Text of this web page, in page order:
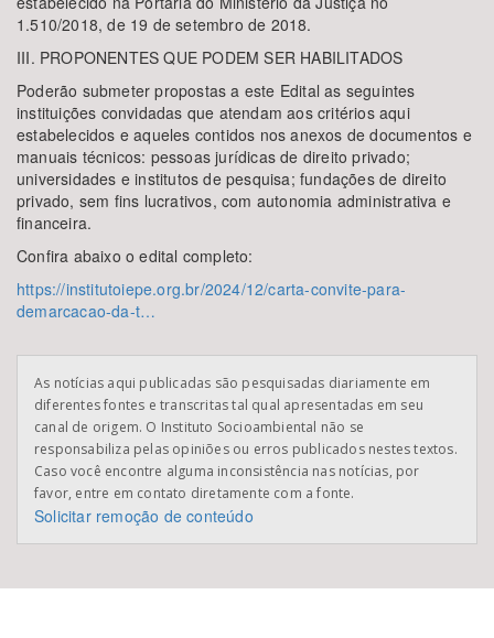
1.510/2018, de 19 de setembro de 2018.
III. PROPONENTES QUE PODEM SER HABILITADOS
Poderão submeter propostas a este Edital as seguintes
instituições convidadas que atendam aos critérios aqui
estabelecidos e aqueles contidos nos anexos de documentos e
manuais técnicos: pessoas jurídicas de direito privado;
universidades e institutos de pesquisa; fundações de direito
privado, sem fins lucrativos, com autonomia administrativa e
financeira.
Confira abaixo o edital completo:
https://institutoiepe.org.br/2024/12/carta-convite-para-
demarcacao-da-t…
As notícias aqui publicadas são pesquisadas diariamente em
diferentes fontes e transcritas tal qual apresentadas em seu
canal de origem. O Instituto Socioambiental não se
responsabiliza pelas opiniões ou erros publicados nestes textos.
Caso você encontre alguma inconsistência nas notícias, por
favor, entre em contato diretamente com a fonte.
Solicitar remoção de conteúdo